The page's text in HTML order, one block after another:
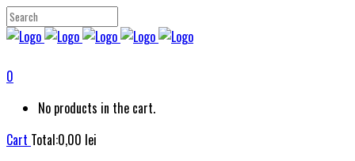
0
No products in the cart.
Cart Total:0,00 lei